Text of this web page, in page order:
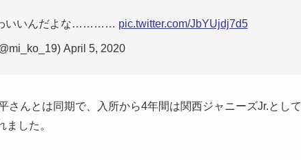
わいいんだよな………… pic.twitter.com/JbYUjdj7d5
April 5, 2020
さんとは同期で、入所から4年間は関西ジャニーズJr.として
した。